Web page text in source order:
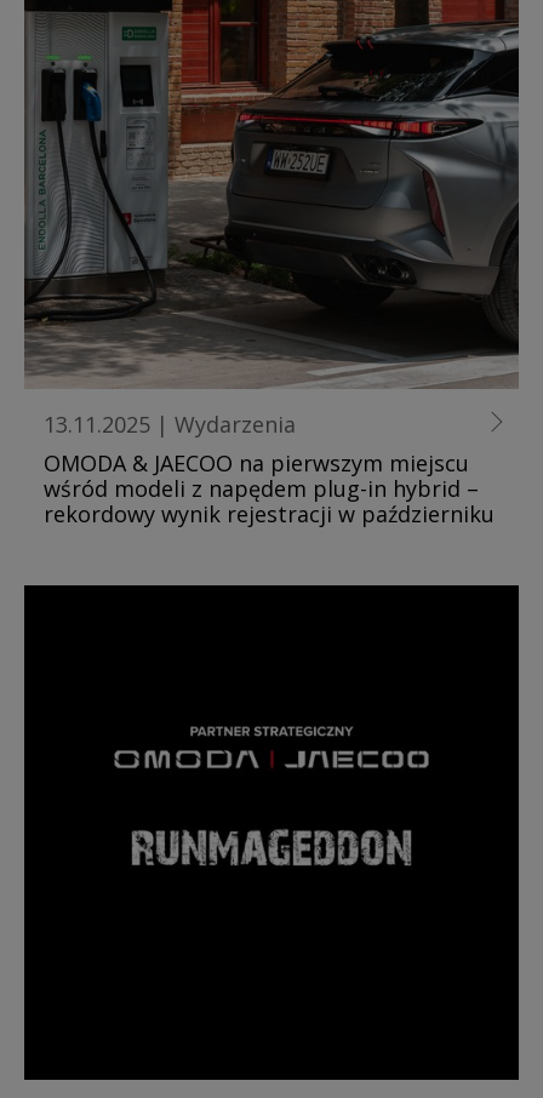
13.11.2025 | Wydarzenia
OMODA & JAECOO na pierwszym miejscu
wśród modeli z napędem plug-in hybrid –
rekordowy wynik rejestracji w październiku